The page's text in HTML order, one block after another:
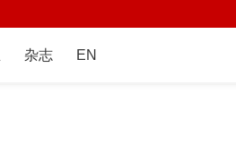
杂志 EN